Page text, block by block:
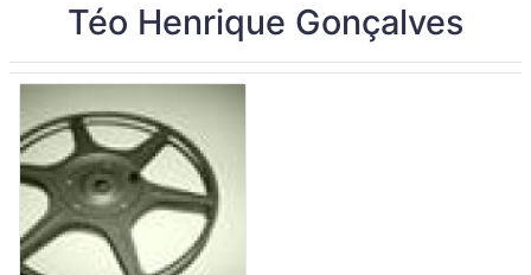
Téo Henrique Gonçalves